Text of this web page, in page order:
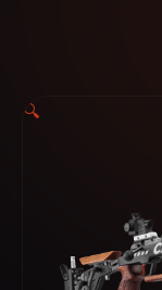
🔍